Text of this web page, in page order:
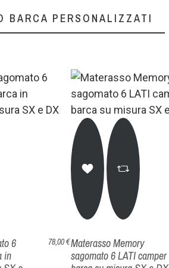
BARCA PERSONALIZZATI
6
in
78,00 €Materasso Memory
sagomato 6 LATI camper